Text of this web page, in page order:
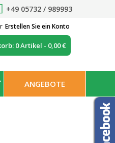
+49 05732 / 989993
Erstellen Sie ein Konto
0Artikel - 0,00 €
ANGEBOTE